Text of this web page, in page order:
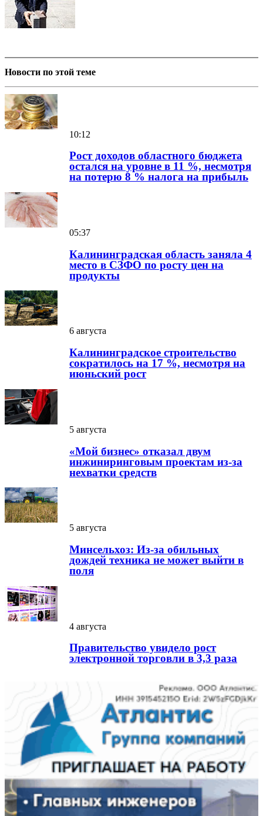
Новости по этой теме
10:12
Рост доходов областного бюджета
остался на уровне в 11 %, несмотря
на потерю 8 % налога на прибыль
05:37
Калининградская область заняла 4
место в СЗФО по росту цен на
продукты
6 августа
Калининградское строительство
сократилось на 17 %, несмотря на
июньский рост
5 августа
«Мой бизнес» отказал двум
инжиниринговым проектам из-за
нехватки средств
5 августа
Минсельхоз: Из-за обильных
дождей техника не может выйти в
поля
4 августа
Правительство увидело рост
электронной торговли в 3,3 раза